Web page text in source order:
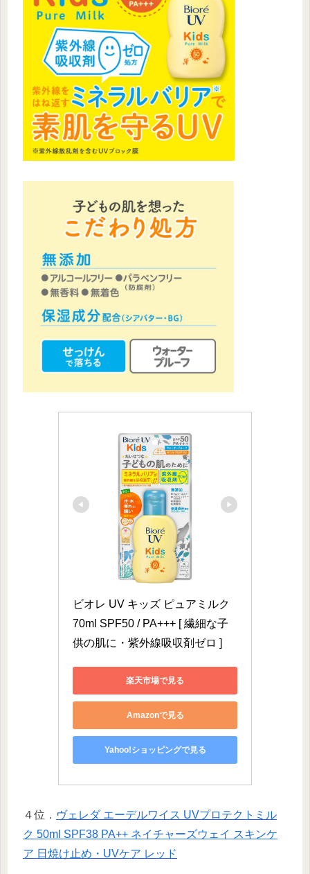
ビオレ UV キッズ ピュアミルク
70ml SPF50 / PA+++ [ 繊細な子
供の肌に・紫外線吸収剤ゼロ ]
楽天市場で見る
Amazonで見る
Yahoo!ショッピングで見る
４位． ヴェレダ エーデルワイス UVプロテクトミル
ク 50ml SPF38 PA++ ネイチャーズウェイ スキンケ
ア 日焼け止め・UVケア レッド